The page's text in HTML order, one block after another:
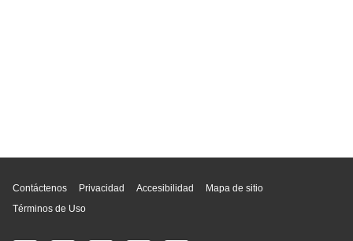
Contáctenos Privacidad Accesibilidad
Mapa de sitio
Términos de Uso